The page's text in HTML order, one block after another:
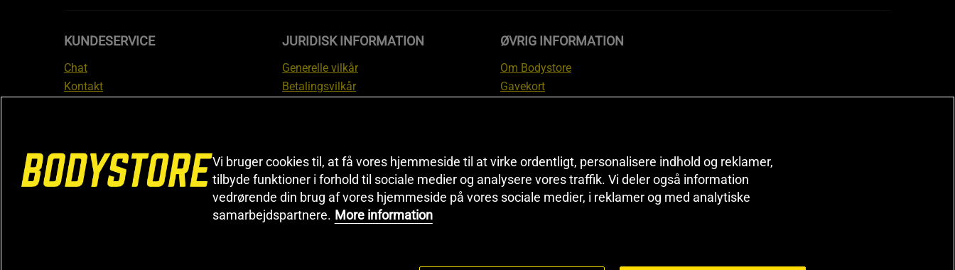
KUNDESERVICE
Chat
Kontakt
FAQ
JURIDISK INFORMATION
Generelle vilkår
Betalingsvilkår
Prisgaranti
Information om fortrydelsesret og
reklamationer
Cookieindstillinger
ØVRIG INFORMATION
Om Bodystore
Gavekort
Sitemap
Black Friday
Artikler & Øvelser
Vi bruger cookies til, at få vores hjemmeside til at virke ordentligt, personalisere indhold og reklamer,
tilbyde funktioner i forhold til sociale medier og analysere vores traffik. Vi deler også information
vedrørende din brug af vores hjemmeside på vores sociale medier, i reklamer og med analytiske
samarbejdspartnere. More information